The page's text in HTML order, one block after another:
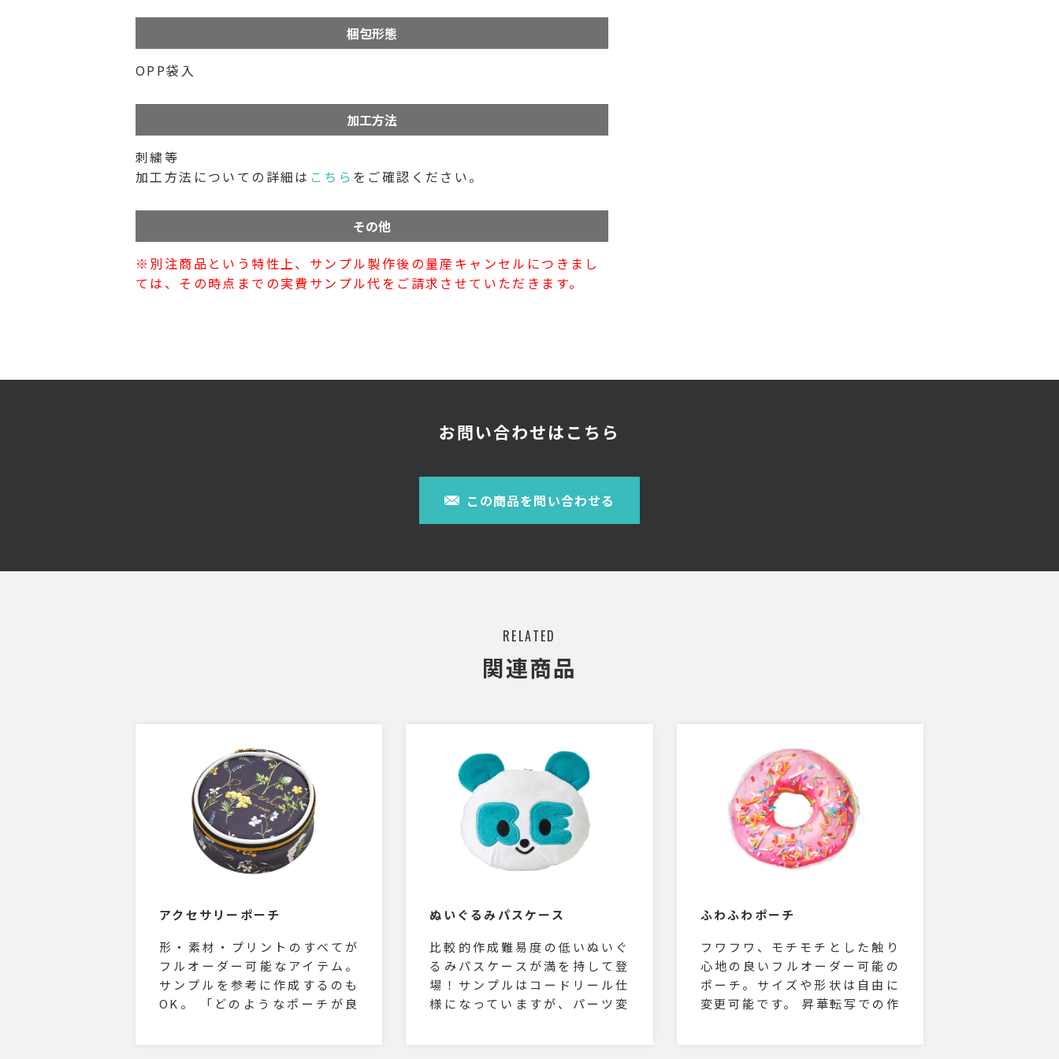
梱包形態
OPP袋入
加工方法
刺繍等
加工方法についての詳細は こちら をご確認ください。
その他
※別注商品という特性上、サンプル製作後の量産キャンセルにつきまし
ては、その時点までの実費サンプル代をご請求させていただきます。
お問い合わせはこちら
この商品を問い合わせる
RELATED
関連商品
アクセサリーポーチ
形・素材・プリントのすべてが
フルオーダー可能なアイテム。
サンプルを参考に作成するのも
OK。 「どのようなポーチが良
ぬいぐるみパスケース
比較的作成難易度の低いぬいぐ
るみパスケースが満を持して登
場！サンプルはコードリール仕
様になっていますが、パーツ変
ふわふわポーチ
フワフワ、モチモチとした触り
心地の良いフルオーダー可能の
ポーチ。サイズや形状は自由に
変更可能です。 昇華転写での作